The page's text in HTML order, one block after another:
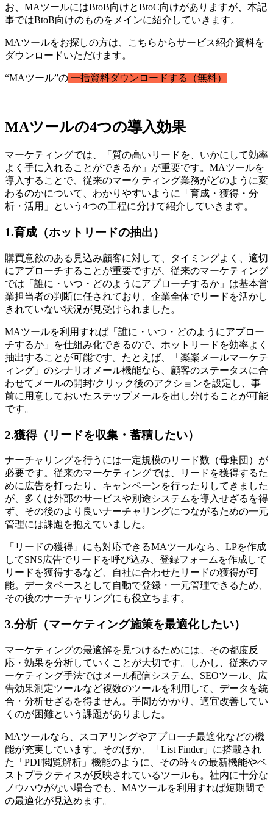
お、MAツールにはBtoB向けとBtoC向けがありますが、本記
事ではBtoB向けのものをメインに紹介していきます。
MAツールをお探しの方は、こちらからサービス紹介資料を
ダウンロードいただけます。
“MAツール”の 一括資料ダウンロードする（無料）
MAツールの4つの導入効果
マーケティングでは、「質の高いリードを、いかにして効率
よく手に入れることができるか」が重要です。MAツールを
導入することで、従来のマーケティング業務がどのように変
わるのかについて、わかりやすいように「育成・獲得・分
析・活用」という4つの工程に分けて紹介していきます。
1.育成（ホットリードの抽出）
購買意欲のある見込み顧客に対して、タイミングよく、適切
にアプローチすることが重要ですが、従来のマーケティング
では「誰に・いつ・どのようにアプローチするか」は基本営
業担当者の判断に任されており、企業全体でリードを活かし
きれていない状況が見受けられました。
MAツールを利用すれば「誰に・いつ・どのようにアプロー
チするか」を仕組み化できるので、ホットリードを効率よく
抽出することが可能です。たとえば、「楽楽メールマーケテ
ィング」のシナリオメール機能なら、顧客のステータスに合
わせてメールの開封/クリック後のアクションを設定し、事
前に用意しておいたステップメールを出し分けることが可能
です。
2.獲得（リードを収集・蓄積したい）
ナーチャリングを行うには一定規模のリード数（母集団）が
必要です。従来のマーケティングでは、リードを獲得するた
めに広告を打ったり、キャンペーンを行ったりしてきました
が、多くは外部のサービスや別途システムを導入せざるを得
ず、その後のより良いナーチャリングにつながるための一元
管理には課題を抱えていました。
「リードの獲得」にも対応できるMAツールなら、LPを作成
してSNS広告でリードを呼び込み、登録フォームを作成して
リードを獲得するなど、自社に合わせたリードの獲得が可
能。データベースとして自動で登録・一元管理できるため、
その後のナーチャリングにも役立ちます。
3.分析（マーケティング施策を最適化したい）
マーケティングの最適解を見つけるためには、その都度反
応・効果を分析していくことが大切です。しかし、従来のマ
ーケティング手法ではメール配信システム、SEOツール、広
告効果測定ツールなど複数のツールを利用して、データを統
合・分析せざるを得ません。手間がかかり、適宜改善してい
くのが困難という課題がありました。
MAツールなら、スコアリングやアプローチ最適化などの機
能が充実しています。そのほか、「List Finder」に搭載され
た「PDF閲覧解析」機能のように、その時々の最新機能やベ
ストプラクティスが反映されているツールも。社内に十分な
ノウハウがない場合でも、MAツールを利用すれば短期間で
の最適化が見込めます。